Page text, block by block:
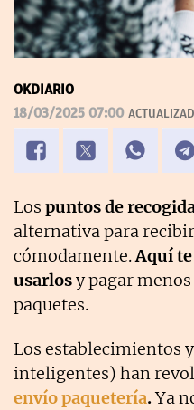
OKDIARIO
18/03/2025 07:00
Los puntos de
alternativa para
cómodamente.Aquí
usarlosy pagar
paquetes.
Los establecimientos
inteligentes) han
envío paquetería.Ya